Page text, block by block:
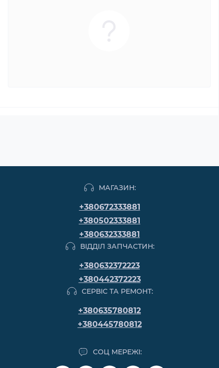
МАГАЗИН:
+380672333881
+380502333881
+380632333881
ВІДДІЛ ЗАПЧАСТИН:
+380632372223
+380442372223
СЕРВІС ТА РЕМОНТ:
+380635780812
+380445780812
СОЦ МЕРЕЖІ: